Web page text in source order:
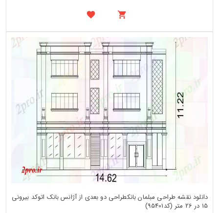
دانلود نقشه طراحی مبلمان بانکطراحی دو بعدی از آژانس بانک اتوکد بیرونی
15 در 26 متر (کد95401)